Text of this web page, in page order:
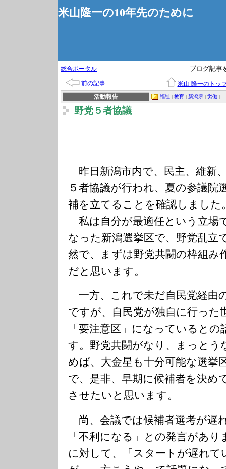
米山隆一の10年先のために
総合ポータル
前の記事
米山 隆一のトッ
活動報告
福祉 | 教育 | 新潟県 | 労働 |
野党５者協議
昨日新潟市内で、民主、維新
５者協議が行われ、夏の参議院
補を立てることを確認しました
私は自分が最適任という立場
なった新潟選挙区で、野党乱立
然で、まずは野党共闘の枠組み
だと思います。
一方、これで未だ自民党経由
ですが、自民党が独自に行った
「要注意区」になっていると
す。野党共闘がなり、まっとう
めば、大金星も十分可能な選挙
で、是非、早期に候補者を決め
させたいと思います。
尚、会議では候補者選考が遅
「不利になる」との発言があ
に対して、「スタートが遅れ